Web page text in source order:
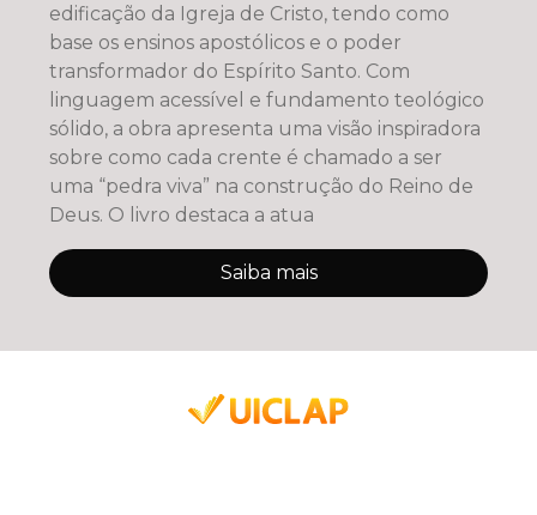
edificação da Igreja de Cristo, tendo como
base os ensinos apostólicos e o poder
transformador do Espírito Santo. Com
linguagem acessível e fundamento teológico
sólido, a obra apresenta uma visão inspiradora
sobre como cada crente é chamado a ser
uma “pedra viva” na construção do Reino de
Deus. O livro destaca a atua
Saiba mais